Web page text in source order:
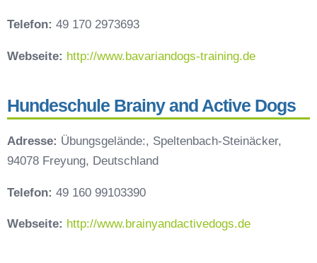
Telefon: 49 170 2973693
Webseite: http://www.bavariandogs-training.de
Hundeschule Brainy and Active Dogs
Adresse: Übungsgelände:, Speltenbach-Steinäcker,
94078 Freyung, Deutschland
Telefon: 49 160 99103390
Webseite: http://www.brainyandactivedogs.de